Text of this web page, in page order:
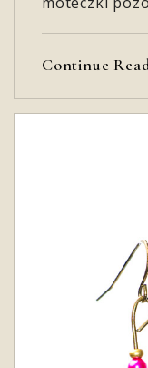
Continue